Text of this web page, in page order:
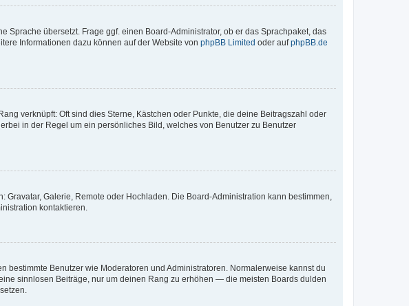
übersetzt. Frage ggf. einen Board-Administrator, ob er das Sprachpaket, das
Informationen dazu können auf der Website von phpBB Limited oder aufphpBB.de
verknüpft: Oft sind dies Sterne, Kästchen oder Punkte, die deine Beitragszahl oder
in der Regel um ein persönliches Bild, welches von Benutzer zu Benutzer
Galerie, Remote oder Hochladen. Die Board-Administration kann bestimmen,
kontaktieren.
Benutzer wie Moderatoren und Administratoren. Normalerweise kannst du
sinnlosen Beiträge, nur um deinen Rang zu erhöhen — die meisten Boards dulden